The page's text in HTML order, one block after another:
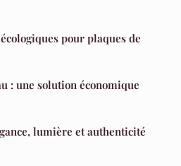
pour plaques de
: une solution économique
lumière et authenticité